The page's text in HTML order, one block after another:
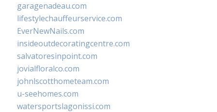
garagenadeau.com
lifestylechauffeurservice.com
EverNewNails.com
insideoutdecoratingcentre.com
salvatoresinpoint.com
jovialfloralco.com
johnlscotthometeam.com
u-seehomes.com
watersportslagonissi.com